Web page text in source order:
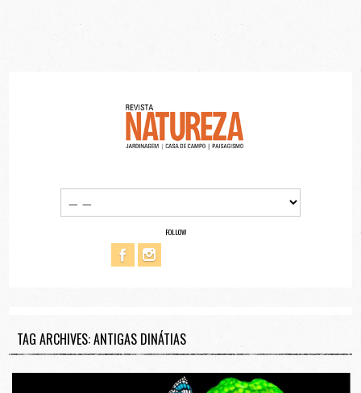
FOLLOW
TAG ARCHIVES: ANTIGAS DINÁTIAS